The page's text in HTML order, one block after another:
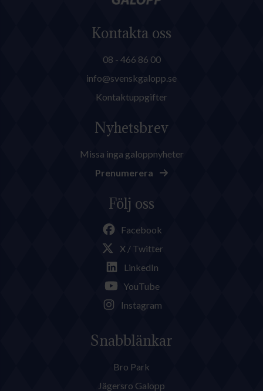
Kontakta oss
08 - 466 86 00
info@svenskgalopp.se
Kontaktuppgifter
Nyhetsbrev
Missa inga galoppnyheter
Prenumerera
Följ oss
Facebook
X / Twitter
LinkedIn
YouTube
Instagram
Snabblänkar
Bro Park
Jägersro Galopp